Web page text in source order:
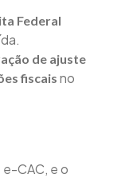
Federal
de ajuste
fiscais no
CAC, e o